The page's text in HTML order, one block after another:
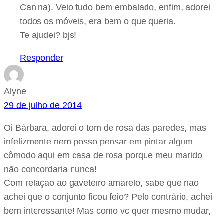
Canina). Veio tudo bem embalado, enfim, adorei
todos os móveis, era bem o que queria.
Te ajudei? bjs!
Responder
Alyne
29 de julho de 2014
Oi Bárbara, adorei o tom de rosa das paredes, mas
infelizmente nem posso pensar em pintar algum
cômodo aqui em casa de rosa porque meu marido
não concordaria nunca!
Com relação ao gaveteiro amarelo, sabe que não
achei que o conjunto ficou feio? Pelo contrário, achei
bem interessante! Mas como vc quer mesmo mudar,